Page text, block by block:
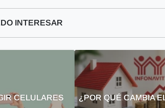
INTERESAR
CELULARES
¿POR QUÉ CAMBIA